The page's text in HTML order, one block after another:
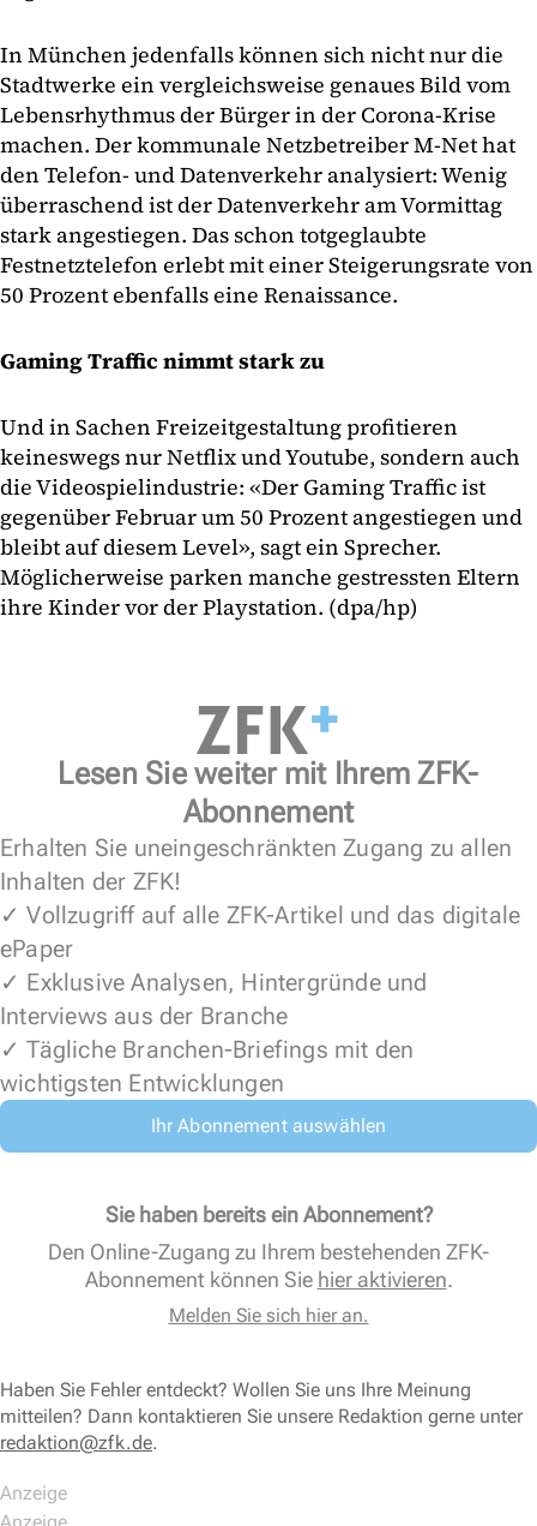
In München jedenfalls können sich nicht nur die
Stadtwerke ein vergleichsweise genaues Bild vom
Lebensrhythmus der Bürger in der Corona-Krise
machen. Der kommunale Netzbetreiber M-Net hat
den Telefon- und Datenverkehr analysiert: Wenig
überraschend ist der Datenverkehr am Vormittag
stark angestiegen. Das schon totgeglaubte
Festnetztelefon erlebt mit einer Steigerungsrate von
50 Prozent ebenfalls eine Renaissance.
Gaming Traffic nimmt stark zu
Und in Sachen Freizeitgestaltung profitieren
keineswegs nur Netflix und Youtube, sondern auch
die Videospielindustrie: «Der Gaming Traffic ist
gegenüber Februar um 50 Prozent angestiegen und
bleibt auf diesem Level», sagt ein Sprecher.
Möglicherweise parken manche gestressten Eltern
ihre Kinder vor der Playstation. (dpa/hp)
Lesen Sie weiter mit Ihrem ZFK-
Abonnement
Erhalten Sie uneingeschränkten Zugang zu allen
Inhalten der ZFK!
✓ Vollzugriff auf alle ZFK-Artikel und das digitale
ePaper
✓ Exklusive Analysen, Hintergründe und
Interviews aus der Branche
✓ Tägliche Branchen-Briefings mit den
wichtigsten Entwicklungen
Ihr Abonnement auswählen
Sie haben bereits ein Abonnement?
Den Online-Zugang zu Ihrem bestehenden ZFK-
Abonnement können Sie hier aktivieren.
Melden Sie sich hier an.
Haben Sie Fehler entdeckt? Wollen Sie uns Ihre Meinung
mitteilen? Dann kontaktieren Sie unsere Redaktion gerne unter
redaktion@zfk.de.